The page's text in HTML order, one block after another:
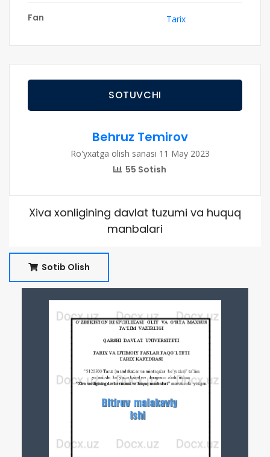
Fan Tarix
SOTUVCHI
Behruz Temirov
Ro'yxatga olish sanasi 11 May 2023
55 Sotish
Xiva xonligining davlat tuzumi va huquq
manbalari
Sotib Olish